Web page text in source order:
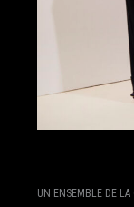
UN ENSEMBLE DE